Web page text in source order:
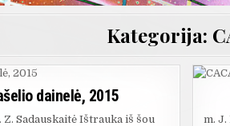
Kategorija:
dainelė, 2015
Z. Sadauskaitė Ištrauka iš šou
m.